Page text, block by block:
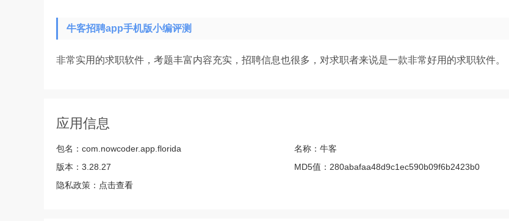
牛客招聘app手机版小编评测
非常实用的求职软件，考题丰富内容充实，招聘信息也很多，对求职者来说是一款非常好用的求职软件。
应用信息
包名： com.nowcoder.app.florida 名称： 牛客
版本： 3.28.27 MD5值： 280abafaa48d9c1ec590b09f6b2423b0
隐私政策： 点击查看